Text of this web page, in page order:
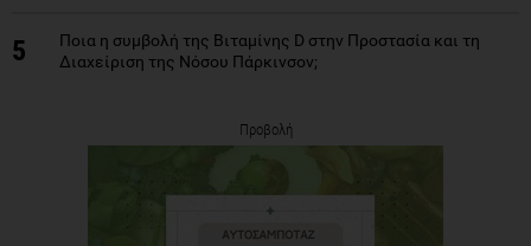
5
Ποια η συμβολή της Βιταμίνης D στην Προστασία και τη
Διαχείριση της Νόσου Πάρκινσον;
Προβολή